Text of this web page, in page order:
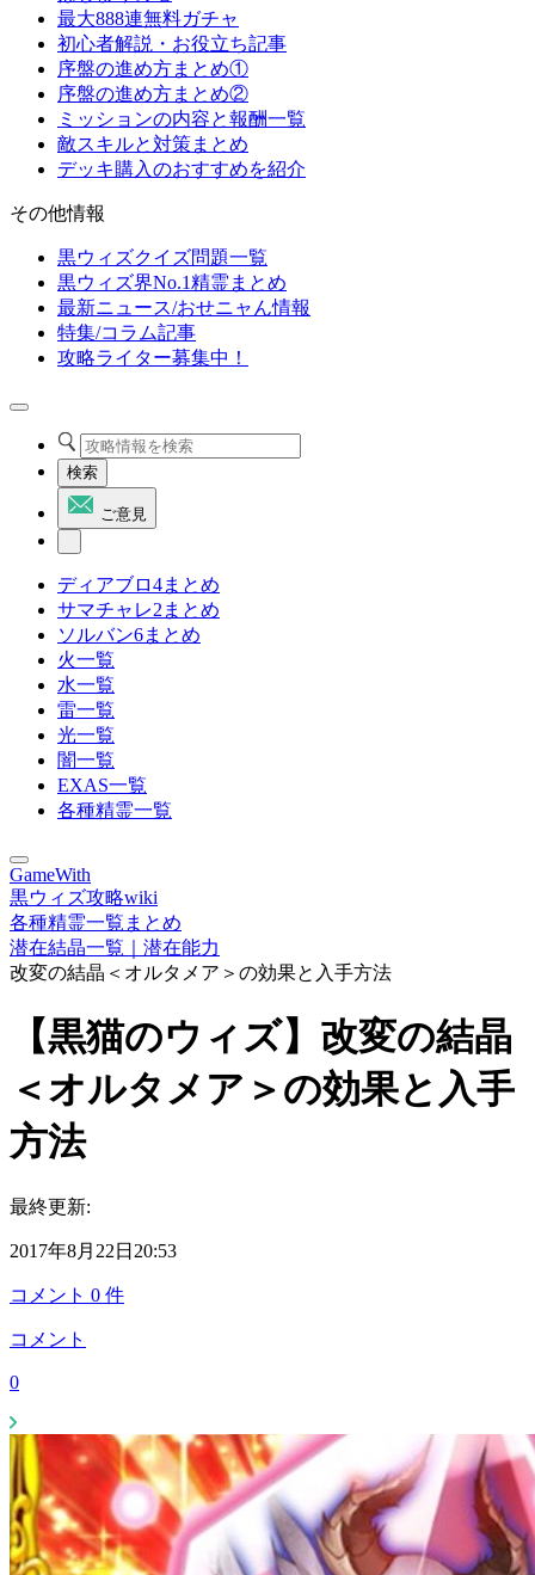
最大888連無料ガチャ
初心者解説・お役立ち記事
序盤の進め方まとめ①
序盤の進め方まとめ②
ミッションの内容と報酬一覧
敵スキルと対策まとめ
デッキ購入のおすすめを紹介
その他情報
黒ウィズクイズ問題一覧
黒ウィズ界No.1精霊まとめ
最新ニュース/おせニャん情報
特集/コラム記事
攻略ライター募集中！
検索
ご意見
ディアブロ4まとめ
サマチャレ2まとめ
ソルバン6まとめ
火一覧
水一覧
雷一覧
光一覧
闇一覧
EXAS一覧
各種精霊一覧
GameWith
黒ウィズ攻略wiki
各種精霊一覧まとめ
潜在結晶一覧｜潜在能力
改変の結晶＜オルタメア＞の効果と入手方法
【黒猫のウィズ】改変の結晶
＜オルタメア＞の効果と入手
方法
最終更新:
2017年8月22日20:53
コメント 0 件
コメント
0